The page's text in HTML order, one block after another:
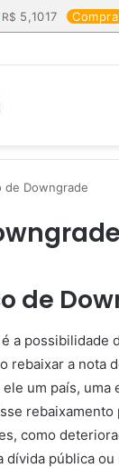
5,1017 Compra
que mais valem
de Downgrade
de
a possibilidade
rebaixar a nota
um país, uma
como
dívida pública